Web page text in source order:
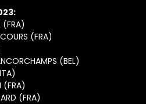
(FRA)
(BEL)
(FRA)
(FRA)